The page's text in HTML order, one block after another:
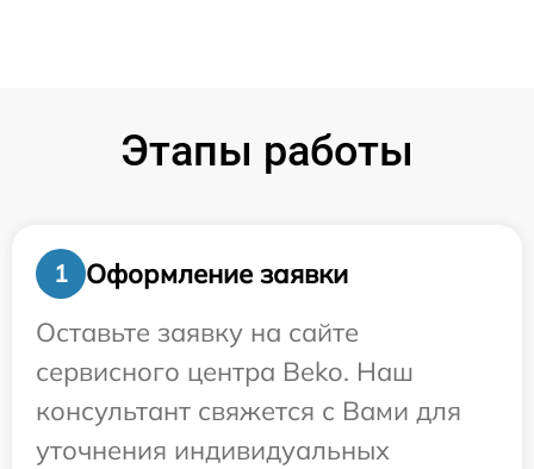
Этапы работы
1
Оформление заявки
Оставьте заявку на сайте
сервисного центра Beko. Наш
консультант свяжется с Вами для
уточнения индивидуальных